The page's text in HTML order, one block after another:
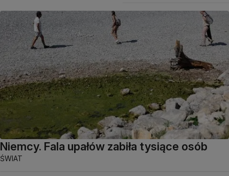
Niemcy. Fala upałów zabiła tysiące osób
ŚWIAT